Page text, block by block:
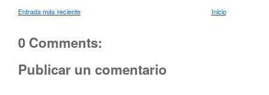
Entrada más reciente Inicio
0 Comments:
Publicar un comentario